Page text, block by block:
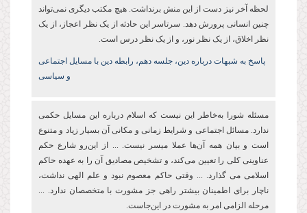
لحظه آخر نیز دست از این منش برنداشت. هیچ مکتب دیگری نمی‌تواند
چنین انسانی پرورش دهد. سرتاسر این حادثه از یک نظر اعجاز، از یک
نظر اخلاق، از یک نظر نور، و از یک نظر درس است.
پاسخ به شبهات درباره دین،‌ جلسه دهم، رابطه دین با مسایل اجتماعی
و سیاسی
مسئله شورا به‌خاطر این نیست که اسلام درباره این مسایل حکمی
ندارد. مسائل اجتماعی و شرایط زمانی و مکانی آن بسیار زیاد و متنوع
است و بیان همه آن‌ها عملا میسر نیست. ... از این‌رو شارع حکم
عناوینی کلی را تعیین می‌کند، و تشخیص مصادیق آن را به عهده حاکم
اسلامی می‌ گذارد. ... وقتی حاکم معصوم نبود و علم الهی نداشت،
ناچار برای اطمینان بیشتر راهی جز مشورت با متخصصان ندارد. ...
مرحله الزامی امر به مشورت در این‌جاست.